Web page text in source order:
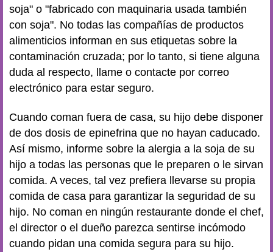
soja" o "fabricado con maquinaria usada también
con soja". No todas las compañías de productos
alimenticios informan en sus etiquetas sobre la
contaminación cruzada; por lo tanto, si tiene alguna
duda al respecto, llame o contacte por correo
electrónico para estar seguro.
Cuando coman fuera de casa, su hijo debe disponer
de dos dosis de epinefrina que no hayan caducado.
Así mismo, informe sobre la alergia a la soja de su
hijo a todas las personas que le preparen o le sirvan
comida. A veces, tal vez prefiera llevarse su propia
comida de casa para garantizar la seguridad de su
hijo. No coman en ningún restaurante donde el chef,
el director o el dueño parezca sentirse incómodo
cuando pidan una comida segura para su hijo.